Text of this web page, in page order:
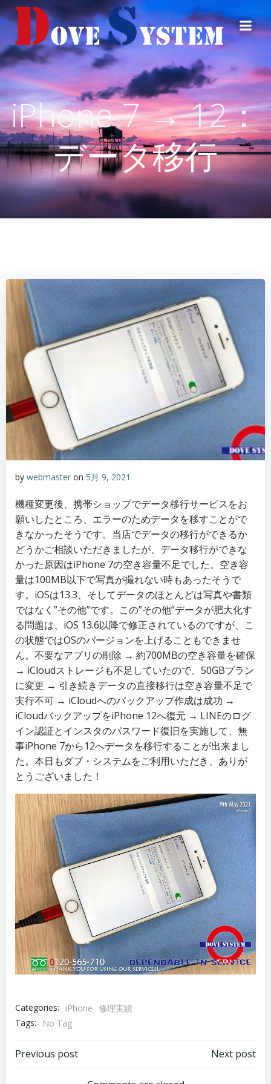
コ
ン
テ
へ
ス
キ
ッ
プ
iPhone 7 → 12：
データ移行
by webmaster on 5月 9, 2021
機種変更後、携帯ショップでデータ移行サービスをお
願いしたところ、エラーのためデータを移すことがで
きなかったそうです。当店でデータの移行ができるか
どうかご相談いただきましたが、データ移行ができな
かった原因はiPhone 7の空き容量不足でした。空き容
量は100MB以下で写真が撮れない時もあったそうで
す。iOSは13.3、そしてデータのほとんどは写真や書類
ではなく”その他”です。この”その他”データが肥大化す
る問題は、iOS 13.6以降で修正されているのですが、こ
の状態ではOSのバージョンを上げることもできませ
ん。不要なアプリの削除 → 約700MBの空き容量を確保
→ iCloudストレージも不足していたので、50GBプラン
に変更 → 引き続きデータの直接移行は空き容量不足で
実行不可 → iCloudへのバックアップ作成は成功 →
iCloudバックアップをiPhone 12へ復元 → LINEのログ
イン認証とインスタのパスワード復旧を実施して、無
事iPhone 7から12へデータを移行することが出来まし
た。本日もダブ・システムをご利用いただき、ありが
とうございました！
Categories: iPhone 修理実績
Tags:
No Tag
Post
Previous post Next post